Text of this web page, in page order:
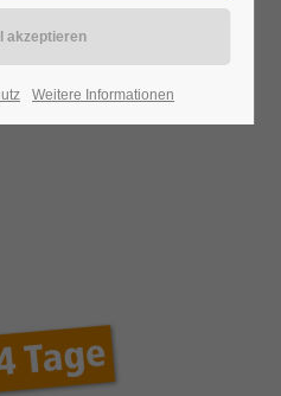
Weitere Informationen